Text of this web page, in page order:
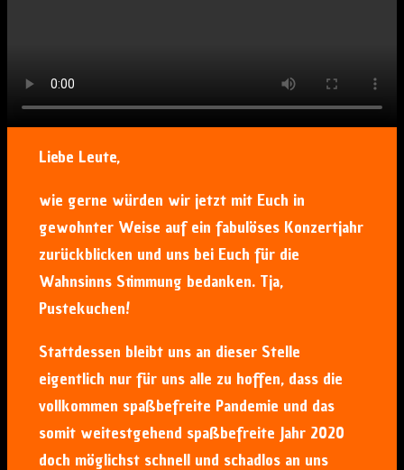
Liebe Leute,
wie gerne würden wir jetzt mit Euch in
gewohnter Weise auf ein fabulöses Konzertjahr
zurückblicken und uns bei Euch für die
Wahnsinns Stimmung bedanken. Tja,
Pustekuchen!
Stattdessen bleibt uns an dieser Stelle
eigentlich nur für uns alle zu hoffen, dass die
vollkommen spaßbefreite Pandemie und das
somit weitestgehend spaßbefreite Jahr 2020
doch möglichst schnell und schadlos an uns